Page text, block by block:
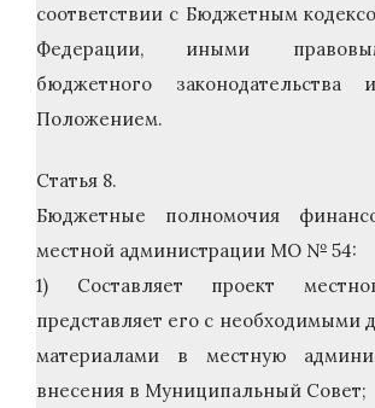
соответствии с Бюджетным
Федерации, иными
бюджетного законодательства
Положением.
Статья 8.
Бюджетные полномочия
местной администрации МО № 54:
1) Составляет проект
представляет его с необходимыми
материалами в местную
внесения в Муниципальный Совет;